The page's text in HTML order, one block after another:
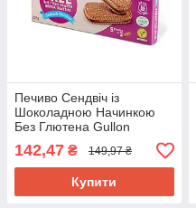
Печиво Сендвіч із
Шоколадною Начинкою
Без Глютена Gullon
Sandwich Chocolate Gluten
Free 225 г Іспанія
142,47 ₴ 149,97 ₴
Купити